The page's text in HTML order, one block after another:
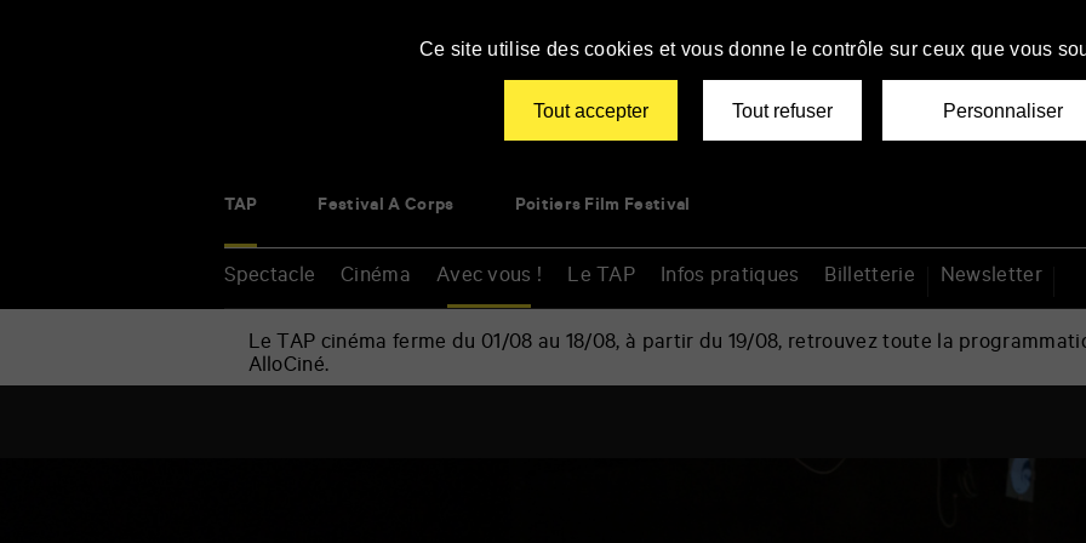
TAP Festival À Corps Poitiers Film Festival
Spectacle Cinéma Avec vous ! Le TAP Infos pratiques Billetterie Newsletter
Le TAP cinéma ferme du 01/08 au 18/08, à partir du 19/08, retrouvez toute la
AlloCiné.
Ce site utilise des cookies et vous donne le contrôle sur ceux que vous
Tout accepter Tout refuser Personnaliser